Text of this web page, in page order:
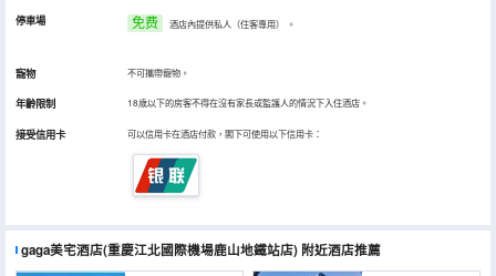
停車場 免费 酒店內提供私人（住客專用） 。
寵物 不可攜帶寵物。
年齡限制 18歲以下的房客不得在沒有家長或監護人的情況下入住酒店。
接受信用卡 可以信用卡在酒店付款，閣下可使用以下信用卡：
gaga美宅酒店(重慶江北國際機場鹿山地鐵站店) 附近酒店推薦